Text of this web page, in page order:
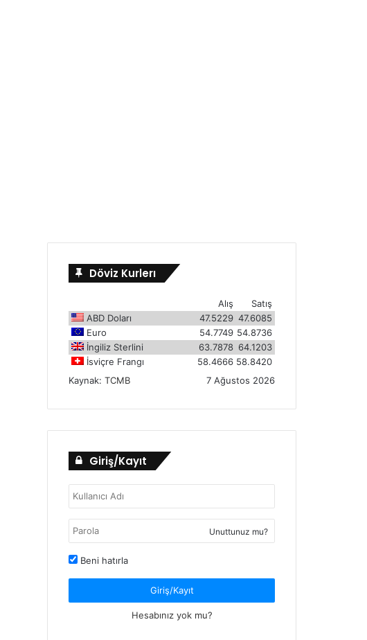
Döviz Kurlerı
Satış
Alış
ABD Doları
47.6085
47.5229
Euro
54.8736
54.7749
İngiliz Sterlini
64.1203
63.7878
İsviçre Frangı
58.8420
58.4666
Kaynak:TCMB 7 Ağustos 2026
Giriş/Kayıt
Unuttunuz mu?
Beni hatırla
Giriş/Kayıt
Hesabınız yok mu?